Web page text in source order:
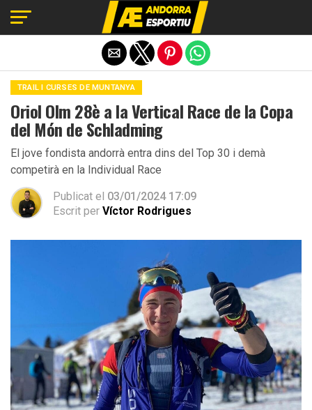
TRAIL I CURSES DE MUNTANYA
Oriol Olm 28è a la Vertical Race de la Copa
del Món de Schladming
El jove fondista andorrà entra dins del Top 30 i demà
competirà en la Individual Race
Publicat el 03/01/2024 17:09
Escrit per Víctor Rodrigues
Exit mobile version